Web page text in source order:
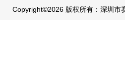
Copyright©2026 版权所有：深圳